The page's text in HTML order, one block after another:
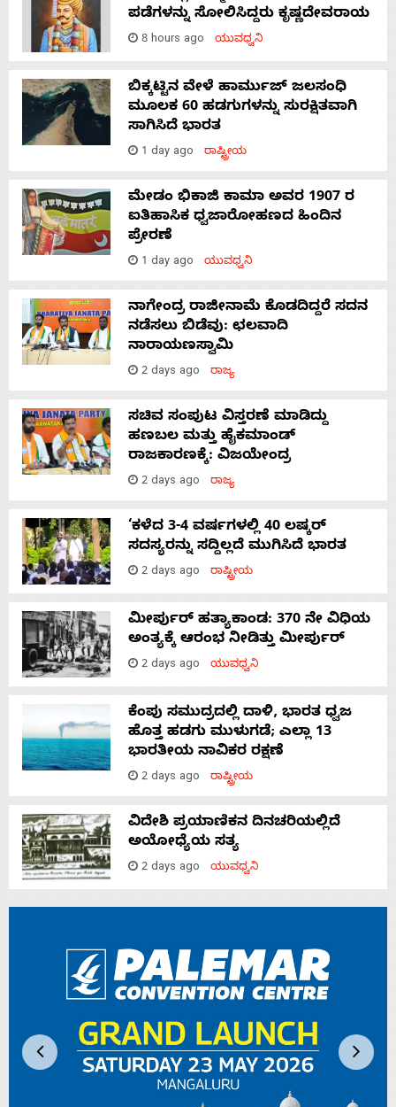
ಪಡೆಗಳನ್ನು ಸೋಲಿಸಿದ್ದರು ಕೃಷ್ಣದೇವರಾಯ
8 hours ago ಯುವಧ್ವನಿ
ಬಿಕ್ಕಟ್ಟಿನ ವೇಳೆ ಹಾರ್ಮುಜ್ ಜಲಸಂಧಿ
ಮೂಲಕ 60 ಹಡಗುಗಳನ್ನು ಸುರಕ್ಷಿತವಾಗಿ
ಸಾಗಿಸಿದೆ ಭಾರತ
1 day ago ರಾಷ್ಟ್ರೀಯ
ಮೇಡಂ ಭಿಕಾಜಿ ಕಾಮಾ ಅವರ 1907 ರ
ಐತಿಹಾಸಿಕ ಧ್ವಜಾರೋಹಣದ ಹಿಂದಿನ
ಪ್ರೇರಣೆ
1 day ago ಯುವಧ್ವನಿ
ನಾಗೇಂದ್ರ ರಾಜೀನಾಮೆ ಕೊಡದಿದ್ದರೆ ಸದನ
ನಡೆಸಲು ಬಿಡೆವು: ಛಲವಾದಿ
ನಾರಾಯಣಸ್ವಾಮಿ
2 days ago ರಾಜ್ಯ
ಸಚಿವ ಸಂಪುಟ ವಿಸ್ತರಣೆ ಮಾಡಿದ್ದು
ಹಣಬಲ ಮತ್ತು ಹೈಕಮಾಂಡ್
ರಾಜಕಾರಣಕ್ಕೆ: ವಿಜಯೇಂದ್ರ
2 days ago ರಾಜ್ಯ
‘ಕಳೆದ 3-4 ವರ್ಷಗಳಲ್ಲಿ 40 ಲಷ್ಕರ್
ಸದಸ್ಯರನ್ನು ಸದ್ದಿಲ್ಲದೆ ಮುಗಿಸಿದೆ ಭಾರತ
2 days ago ರಾಷ್ಟ್ರೀಯ
ಮೀರ್ಪುರ್ ಹತ್ಯಾಕಾಂಡ: 370 ನೇ ವಿಧಿಯ
ಅಂತ್ಯಕ್ಕೆ ಆರಂಭ ನೀಡಿತ್ತು ಮೀರ್ಪುರ್
2 days ago ಯುವಧ್ವನಿ
ಕೆಂಪು ಸಮುದ್ರದಲ್ಲಿ ದಾಳಿ, ಭಾರತ ಧ್ವಜ
ಹೊತ್ತ ಹಡಗು ಮುಳುಗಡೆ; ಎಲ್ಲಾ 13
ಭಾರತೀಯ ನಾವಿಕರ ರಕ್ಷಣೆ
2 days ago ರಾಷ್ಟ್ರೀಯ
ವಿದೇಶಿ ಪ್ರಯಾಣಿಕನ ದಿನಚರಿಯಲ್ಲಿದೆ
ಅಯೋಧ್ಯೆಯ ಸತ್ಯ
2 days ago ಯುವಧ್ವನಿ